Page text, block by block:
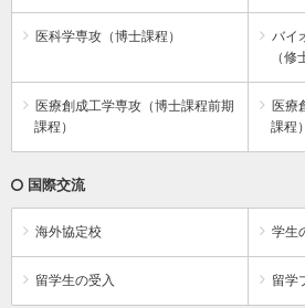
医科学専攻（博士課程）
バイ
（修
医療創成工学専攻（博士課程前期
課程）
医療
課程）
国際交流
海外協定校 学生
留学生の受入 留学